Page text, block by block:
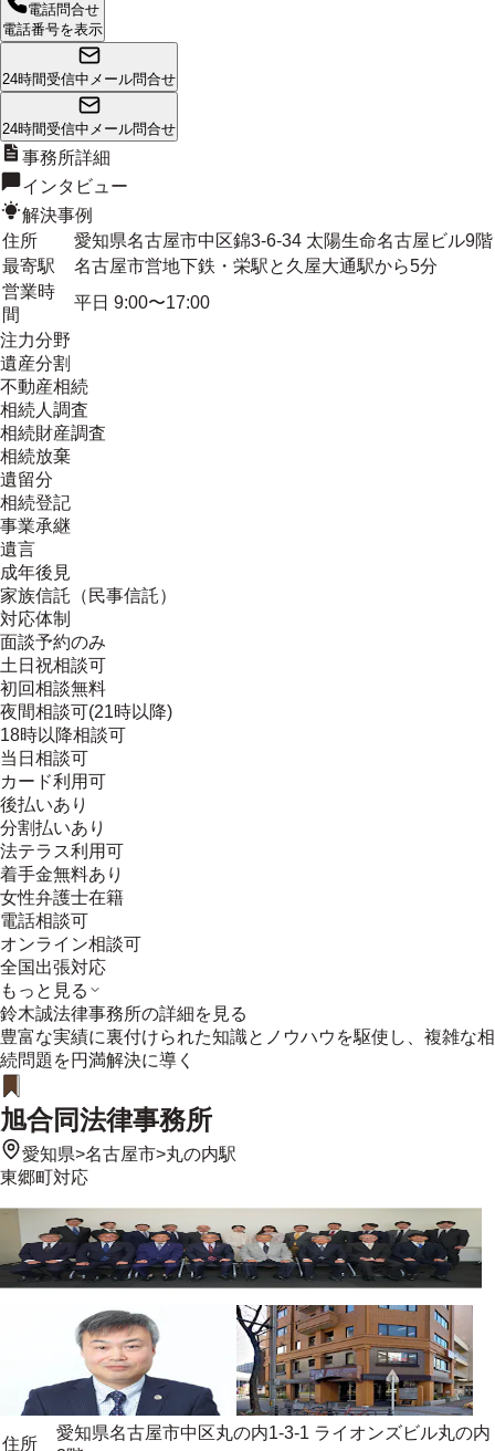
電話問合せ
電話番号を表示
24時間受信中 メール問合せ
24時間受信中 メール問合せ
事務所詳細
インタビュー
解決事例
住所
愛知県名古屋市中区錦3-6-34 太陽生命名古屋ビル9階
最寄駅
名古屋市営地下鉄・栄駅と久屋大通駅から5分
営業時
間
平日 9:00〜17:00
注力分野
遺産分割
不動産相続
相続人調査
相続財産調査
相続放棄
遺留分
相続登記
事業承継
遺言
成年後見
家族信託（民事信託）
対応体制
面談予約のみ
土日祝相談可
初回相談無料
夜間相談可(21時以降)
18時以降相談可
当日相談可
カード利用可
後払いあり
分割払いあり
法テラス利用可
着手金無料あり
女性弁護士在籍
電話相談可
オンライン相談可
全国出張対応
もっと見る
鈴木誠法律事務所の詳細を見る
豊富な実績に裏付けられた知識とノウハウを駆使し、複雑な相
続問題を円満解決に導く
旭合同法律事務所
愛知県>名古屋市>丸の内駅
東郷町対応
住所
愛知県名古屋市中区丸の内1-3-1 ライオンズビル丸の内